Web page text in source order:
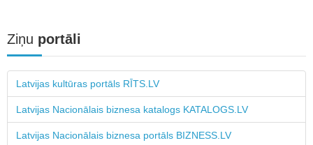
Ziņu portāli
Latvijas kultūras portāls RĪTS.LV
Latvijas Nacionālais biznesa katalogs KATALOGS.LV
Latvijas Nacionālais biznesa portāls BIZNESS.LV